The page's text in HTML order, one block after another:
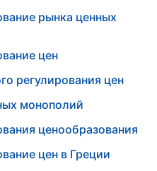
рынка ценных
цен
регулирования цен
монополий
ценообразования
цен в Греции